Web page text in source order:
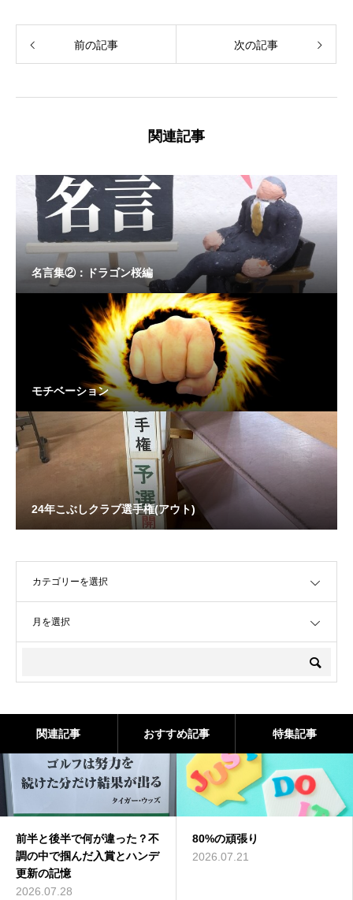
前の記事 次の記事
関連記事
名言集②：ドラゴン桜編
モチベーション
24年こぶしクラブ選手権(アウト)
関連記事 おすすめ記事 特集記事
前半と後半で何が違った？不
調の中で掴んだ入賞とハンデ
更新の記憶
2026.07.28
80%の頑張り
2026.07.21